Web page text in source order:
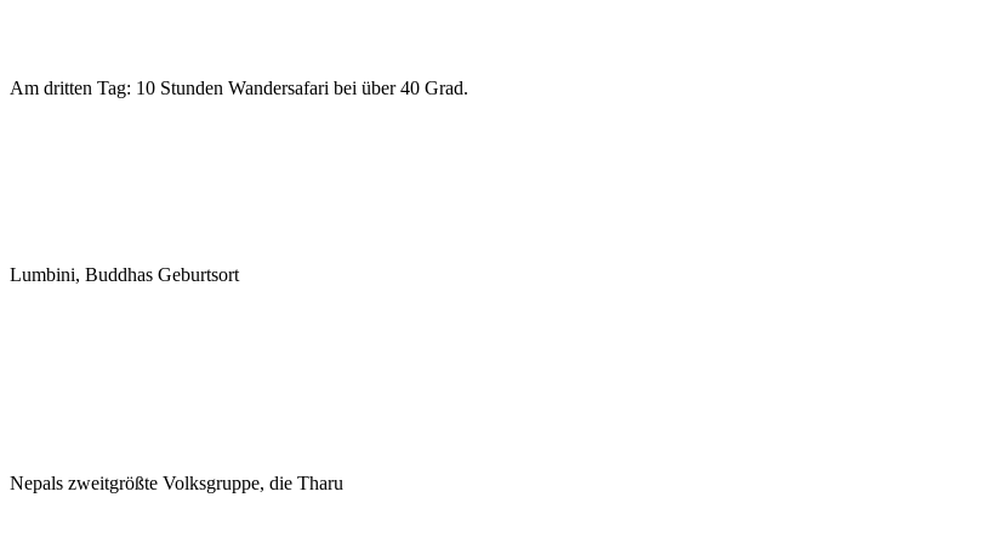
Am dritten Tag: 10 Stunden Wandersafari bei über 40 Grad.
Lumbini, Buddhas Geburtsort
Nepals zweitgrößte Volksgruppe, die Tharu